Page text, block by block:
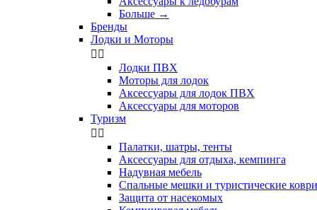
Больше →
Бренды
Лодки и Моторы
 
Лодки ПВХ
Моторы для лодок
Аксессуары для лодок ПВХ
Аксессуары для моторов
Туризм
 
Палатки, шатры, тенты
Аксессуары для отдыха, кемпинга
Надувная мебель
Спальные мешки и туристические
Защита от насекомых